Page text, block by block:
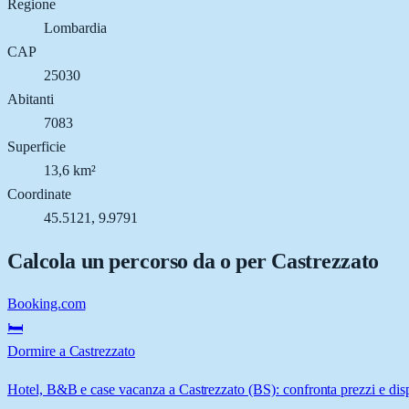
Regione
Lombardia
CAP
25030
Abitanti
7083
Superficie
13,6 km²
Coordinate
45.5121, 9.9791
Calcola un percorso da o per Castrezzato
Booking.com
🛏️
Dormire a Castrezzato
Hotel, B&B e case vacanza a Castrezzato (BS): confronta prezzi e